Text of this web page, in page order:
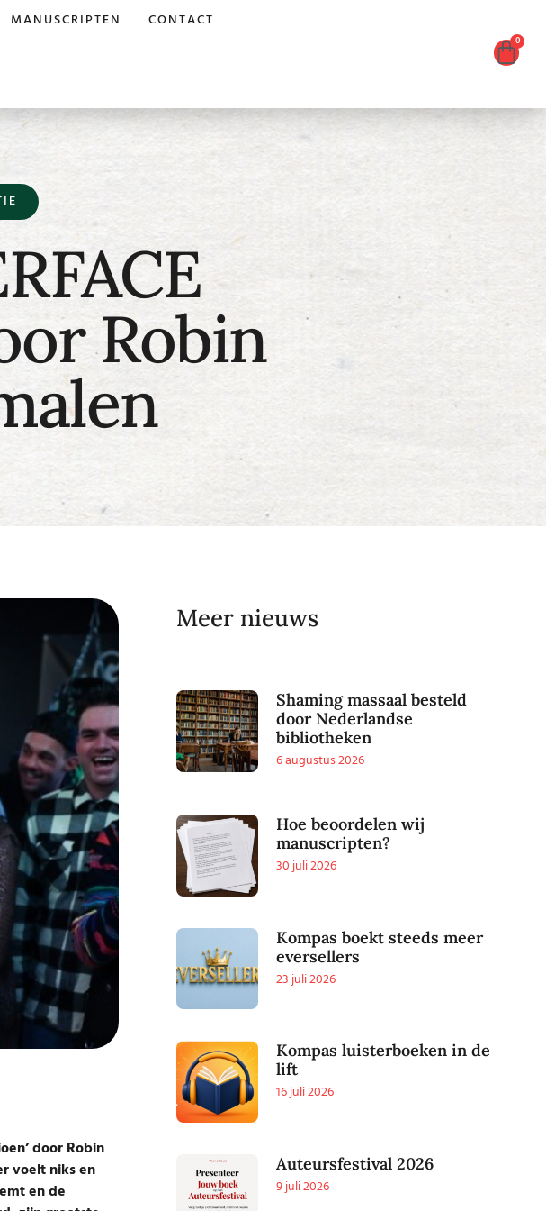
MANUSCRIPTEN CONTACT
0
Robin
door Robin
voelt niks en
en de
Meer nieuws
Shaming massaal besteld
door Nederlandse
bibliotheken
6 augustus 2026
Hoe beoordelen wij
manuscripten?
30 juli 2026
Kompas boekt steeds meer
eversellers
23 juli 2026
Kompas luisterboeken in de
lift
16 juli 2026
Auteursfestival 2026
9 juli 2026